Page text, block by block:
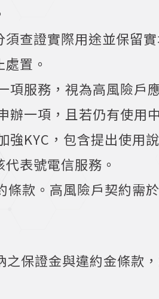
查證實際用途並保留實
置。
服務，視為高風險戶
一項，且若仍有使用
KYC，包含提出使用
表號電信服務。
款。高風險戶契約需
保證金與違約金條款